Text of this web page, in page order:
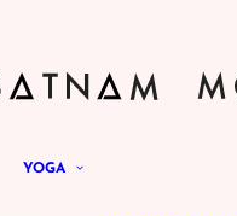
YOGA
QU’EST-CE